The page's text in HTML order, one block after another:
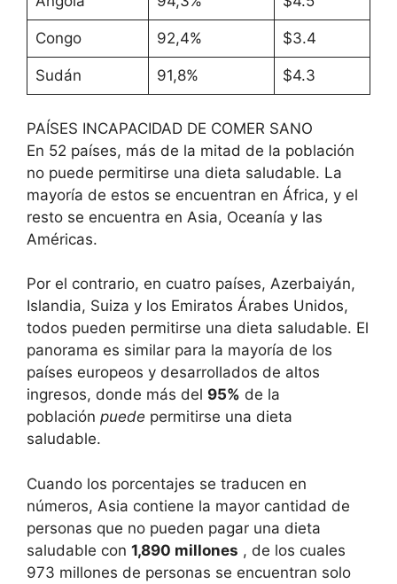
Congo 92,4% $3.4
Sudán 91,8% $4.3
PAÍSES INCAPACIDAD DE COMER SANO
En 52 países, más de la mitad de la población
no puede permitirse una dieta saludable. La
mayoría de estos se encuentran en África, y el
resto se encuentra en Asia, Oceanía y las
Américas.
Por el contrario, en cuatro países, Azerbaiyán,
Islandia, Suiza y los Emiratos Árabes Unidos,
todos pueden permitirse una dieta saludable. El
panorama es similar para la mayoría de los
países europeos y desarrollados de altos
ingresos, donde más del 95% de la
población puede permitirse una dieta
saludable.
Cuando los porcentajes se traducen en
números, Asia contiene la mayor cantidad de
personas que no pueden pagar una dieta
saludable con 1,890 millones , de los cuales
973 millones de personas se encuentran solo